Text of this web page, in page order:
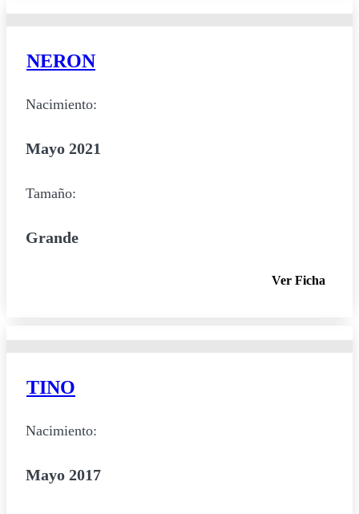
NERON
Nacimiento:
Mayo 2021
Tamaño:
Grande
Ver Ficha
TINO
Nacimiento:
Mayo 2017